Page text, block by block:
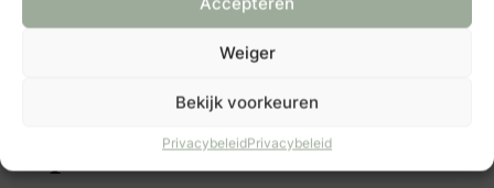
Weiger
Bekijk voorkeuren
PrivacybeleidPrivacybeleid
dag hebben we niet laten
verpesten”